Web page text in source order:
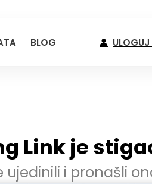
BLOG ULOGUJ
Link je
ujedinili i pronašli